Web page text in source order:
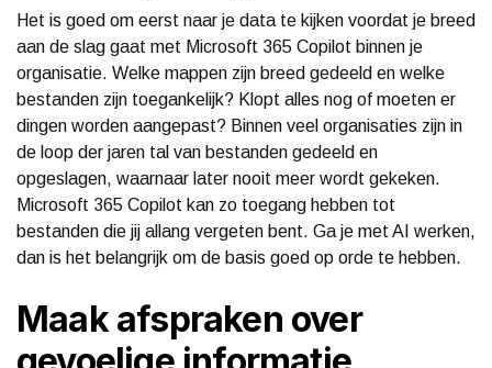
Het is goed om eerst naar je data te kijken voordat je breed
aan de slag gaat met Microsoft 365 Copilot binnen je
organisatie. Welke mappen zijn breed gedeeld en welke
bestanden zijn toegankelijk? Klopt alles nog of moeten er
dingen worden aangepast? Binnen veel organisaties zijn in
de loop der jaren tal van bestanden gedeeld en
opgeslagen, waarnaar later nooit meer wordt gekeken.
Microsoft 365 Copilot kan zo toegang hebben tot
bestanden die jij allang vergeten bent. Ga je met AI werken,
dan is het belangrijk om de basis goed op orde te hebben.
Maak afspraken over